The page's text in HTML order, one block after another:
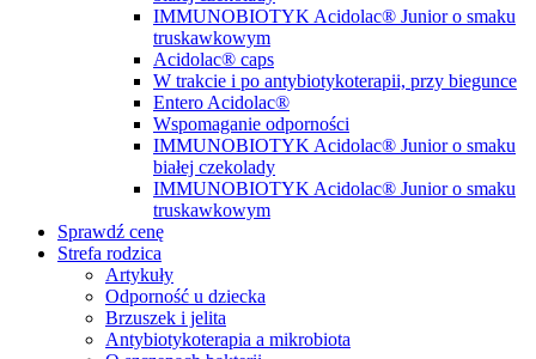
IMMUNOBIOTYK Acidolac® Junior o smaku
truskawkowym
Acidolac® caps
W trakcie i po antybiotykoterapii, przy biegunce
Entero Acidolac®
Wspomaganie odporności
IMMUNOBIOTYK Acidolac® Junior o smaku
białej czekolady
IMMUNOBIOTYK Acidolac® Junior o smaku
truskawkowym
Sprawdź cenę
Strefa rodzica
Artykuły
Odporność u dziecka
Brzuszek i jelita
Antybiotykoterapia a mikrobiota